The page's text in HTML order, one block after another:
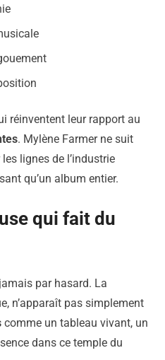
réinventent leur rapport au
. Mylène Farmer ne suit
lignes de l’industrie
qu’un album entier.
qui fait du
par hasard. La
n’apparaît pas simplement
comme un tableau vivant, un
dans ce temple du